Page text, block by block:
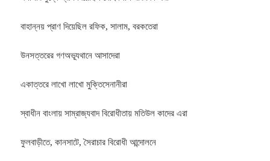
বাহান্নয় প্রাণ দিয়েছিল রফিক, সালাম, বরকতেরা
উনসত্তরের গণঅভ্যূথানে আসাদেরা
একাত্তরে লাখো লাখো মুক্তিসেনানীরা
স্বাধীন বাংলায় সাম্রাজ্যবাদ বিরোধীতায় মতিউল কাদের এরা
ফুলবাড়ীতে, কানসাটে, সৈরাচার বিরোধী আন্দোলনে